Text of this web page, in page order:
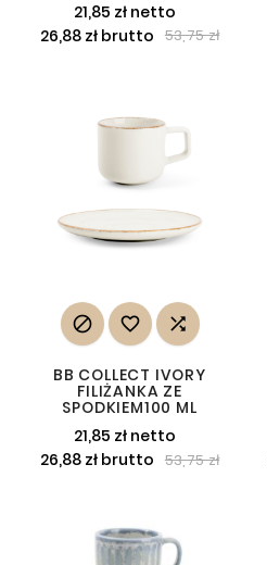
21,85 zł netto
26,88 zł brutto 53,75 zł
  
BB COLLECT IVORY
FILIŻANKA ZE
SPODKIEM100 ML
21,85 zł netto
26,88 zł brutto 53,75 zł